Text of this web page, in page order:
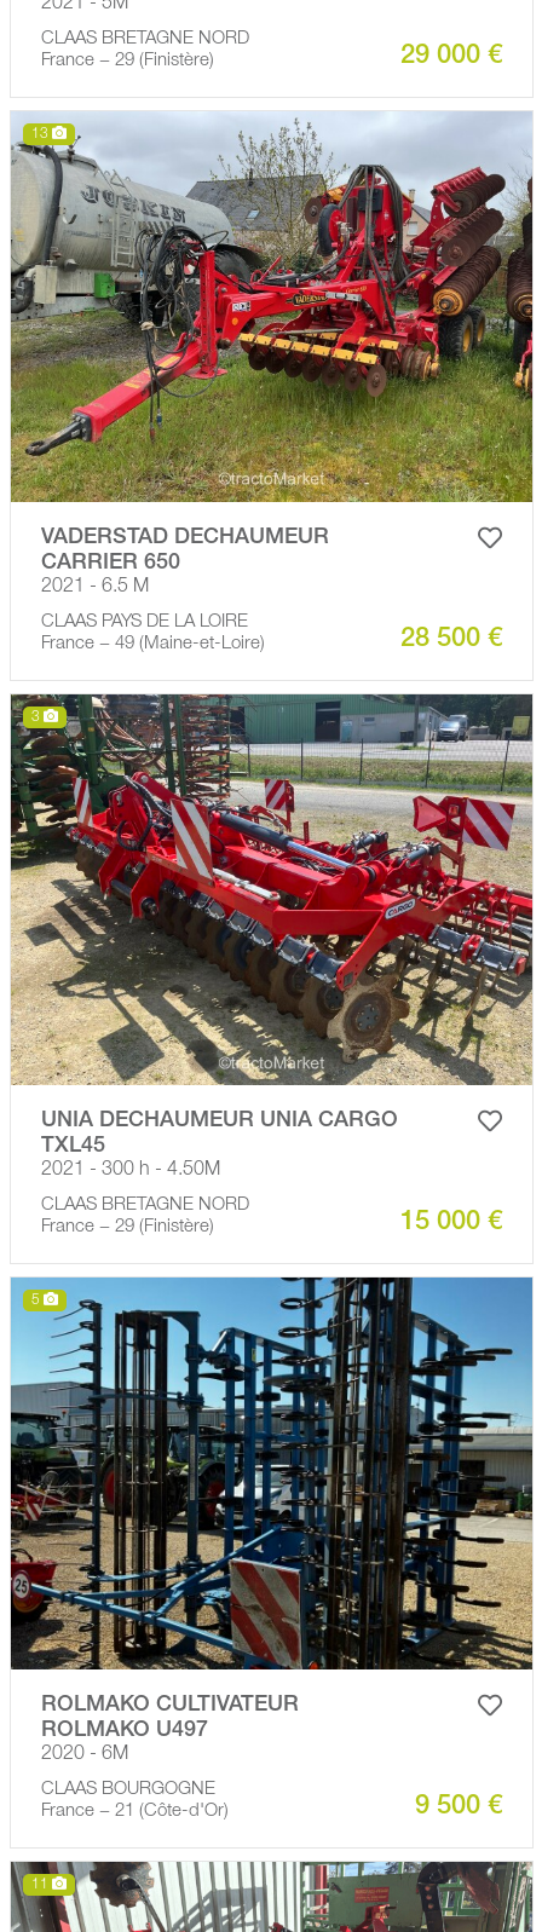
2021 - 5M
CLAAS BRETAGNE NORD
France − 29 (Finistère)
29 000 €
13
VADERSTAD DECHAUMEUR
CARRIER 650
2021 - 6.5 M
CLAAS PAYS DE LA LOIRE
France − 49 (Maine-et-Loire)
28 500 €
3
UNIA DECHAUMEUR UNIA CARGO
TXL45
2021 - 300 h - 4.50M
CLAAS BRETAGNE NORD
France − 29 (Finistère)
15 000 €
5
ROLMAKO CULTIVATEUR
ROLMAKO U497
2020 - 6M
CLAAS BOURGOGNE
France − 21 (Côte-d'Or)
9 500 €
11